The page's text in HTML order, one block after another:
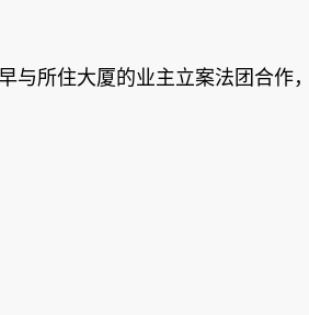
所住大厦的业主立案法团合作